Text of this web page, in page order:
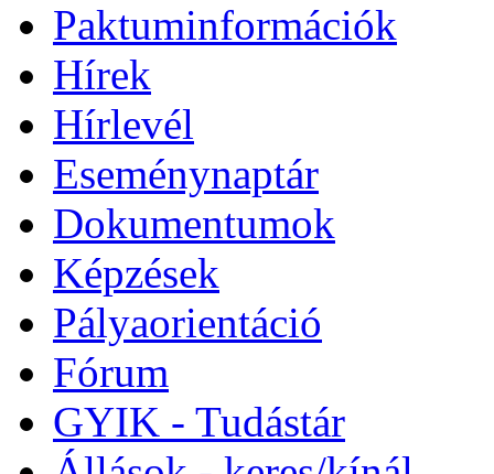
Paktuminformációk
Hírek
Hírlevél
Eseménynaptár
Dokumentumok
Képzések
Pályaorientáció
Fórum
GYIK - Tudástár